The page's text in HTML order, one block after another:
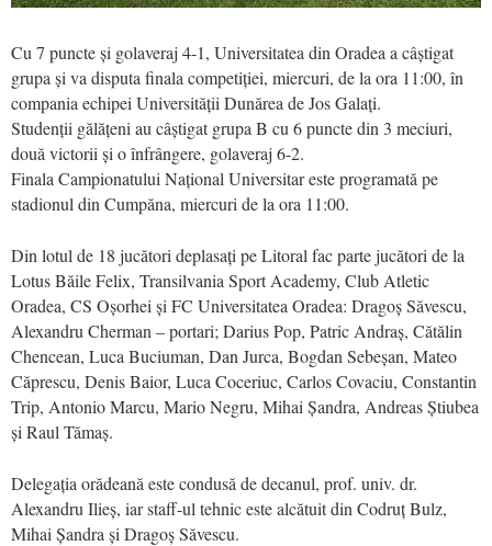
Cu 7 puncte și golaveraj 4-1, Universitatea din Oradea a câștigat
grupa și va disputa finala competiției, miercuri, de la ora 11:00, în
compania echipei Universității Dunărea de Jos Galați.
Studenții gălățeni au câștigat grupa B cu 6 puncte din 3 meciuri,
două victorii și o înfrângere, golaveraj 6-2.
Finala Campionatului Național Universitar este programată pe
stadionul din Cumpăna, miercuri de la ora 11:00.
Din lotul de 18 jucători deplasați pe Litoral fac parte jucători de la
Lotus Băile Felix, Transilvania Sport Academy, Club Atletic
Oradea, CS Oșorhei și FC Universitatea Oradea: Dragoș Săvescu,
Alexandru Cherman – portari; Darius Pop, Patric Andraș, Cătălin
Chencean, Luca Buciuman, Dan Jurca, Bogdan Sebeșan, Mateo
Căprescu, Denis Baior, Luca Coceriuc, Carlos Covaciu, Constantin
Trip, Antonio Marcu, Mario Negru, Mihai Șandra, Andreas Știubea
și Raul Tămaș.
Delegația orădeană este condusă de decanul, prof. univ. dr.
Alexandru Ilieș, iar staff-ul tehnic este alcătuit din Codruț Bulz,
Mihai Șandra și Dragoș Săvescu.